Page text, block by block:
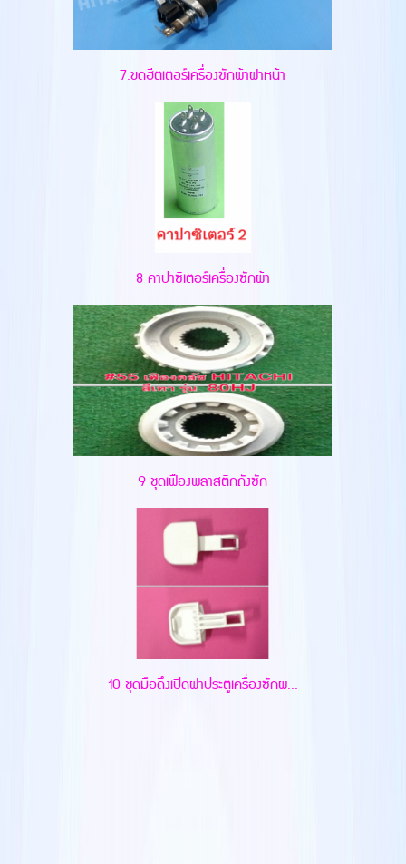
7.ขดฮีตเตอร์เครื่องซักผ้าฝาหน้า
8 คาปาซิเตอร์เครื่องซักผ้า
9 ชุดเฟืองพลาสติกถังซัก
10 ชุดมือดึงเปิดฝาประตูเครื่องซักผ...